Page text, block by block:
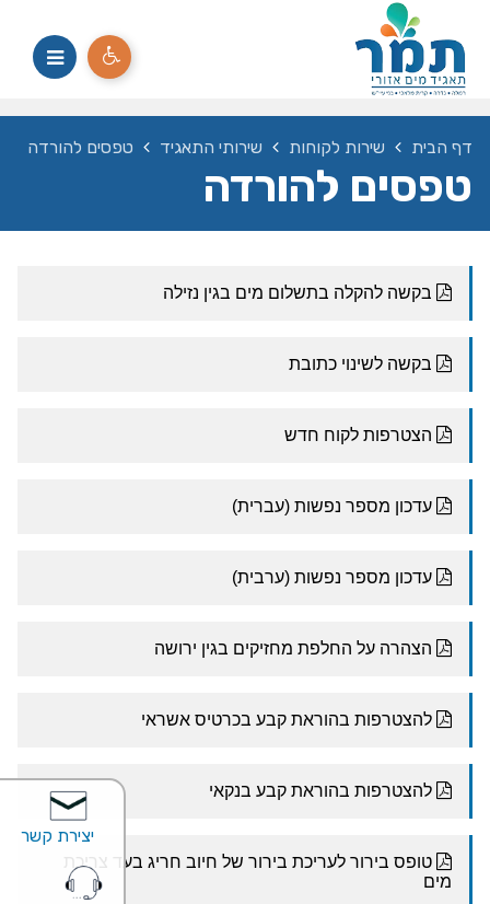
יצירת קשר
דף הבית שירות לקוחות שירותי התאגיד טפסים להורדה
טפסים להורדה